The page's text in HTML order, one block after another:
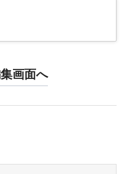
画面へ